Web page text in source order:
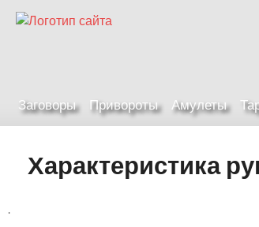
Заговоры Привороты Амулеты
Характеристика
.